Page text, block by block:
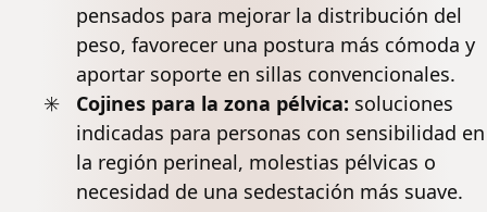
pensados para mejorar la distribución del
peso, favorecer una postura más cómoda y
aportar soporte en sillas convencionales.
Cojines para la zona pélvica: soluciones
indicadas para personas con sensibilidad en
la región perineal, molestias pélvicas o
necesidad de una sedestación más suave.